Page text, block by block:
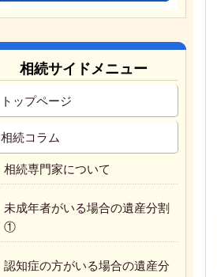
相続サイドメニュー
トップページ
相続コラム
相続専門家について
未成年者がいる場合の遺産分割
①
認知症の方がいる場合の遺産分